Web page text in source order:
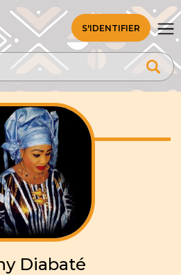
S'IDENTIFIER
Diabaté